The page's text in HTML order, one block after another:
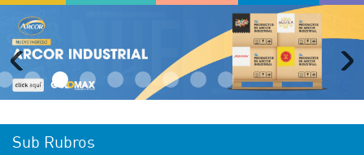
Sub Rubros